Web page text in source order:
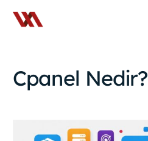
Cpanel Nedir?